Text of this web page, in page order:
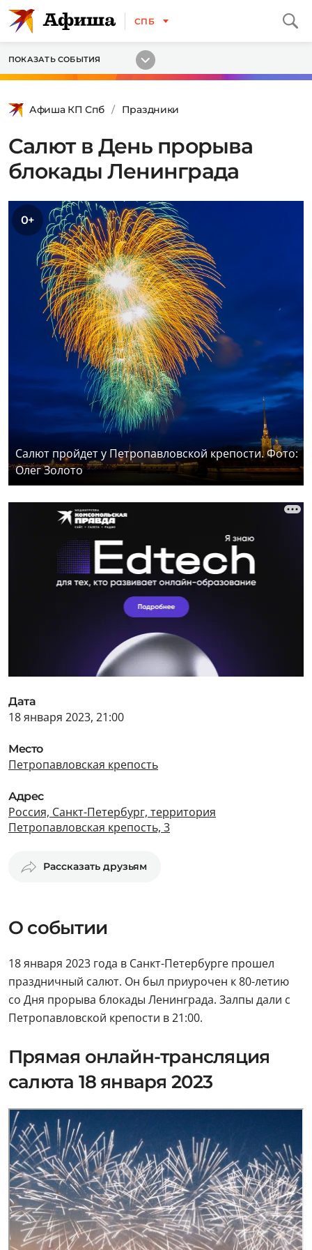
СПБ
ПОКАЗАТЬ СОБЫТИЯ
Афиша КП Спб Праздники
Салют в День прорыва
блокады Ленинграда
0+
Салют пройдет у Петропавловской крепости. Фото:
Олег Золото
Дата
18 января 2023, 21:00
Место
Петропавловская крепость
Адрес
Россия, Санкт-Петербург, территория
Петропавловская крепость, 3
Рассказать друзьям
О событии
18 января 2023 года в Санкт-Петербурге прошел
праздничный салют. Он был приурочен к 80-летию
со Дня прорыва блокады Ленинграда. Залпы дали с
Петропавловской крепости в 21:00.
Прямая онлайн-трансляция
салюта 18 января 2023